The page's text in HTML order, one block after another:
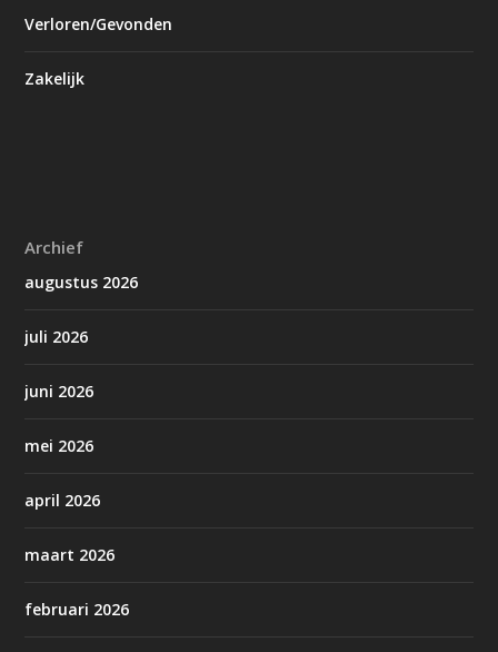
Verloren/Gevonden
Zakelijk
Archief
augustus 2026
juli 2026
juni 2026
mei 2026
april 2026
maart 2026
februari 2026